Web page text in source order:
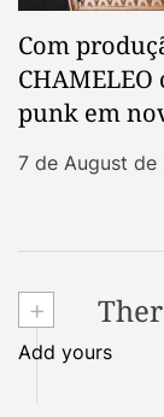
Com
punk em
7 de August de
+
Add yours